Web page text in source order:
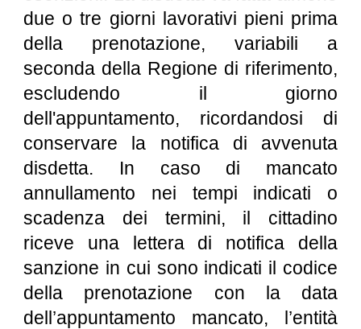
due o tre giorni lavorativi pieni prima
della prenotazione, variabili a
seconda della Regione di riferimento,
escludendo il giorno
dell'appuntamento, ricordandosi di
conservare la notifica di avvenuta
disdetta. In caso di mancato
annullamento nei tempi indicati o
scadenza dei termini, il cittadino
riceve una lettera di notifica della
sanzione in cui sono indicati il codice
della prenotazione con la data
dell’appuntamento mancato, l’entità